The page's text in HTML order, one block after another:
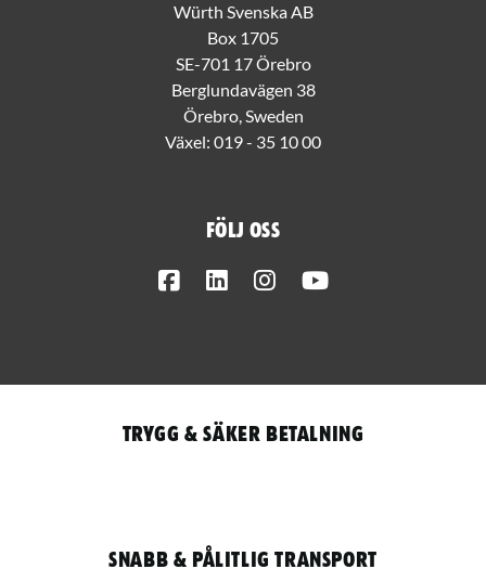
Würth Svenska AB
Box 1705
SE-701 17 Örebro
Berglundavägen 38
Örebro, Sweden
Växel: 019 - 35 10 00
Följ oss
FacebookLinkedInInstagram
Trygg & säker betalning
Snabb & pålitlig transport